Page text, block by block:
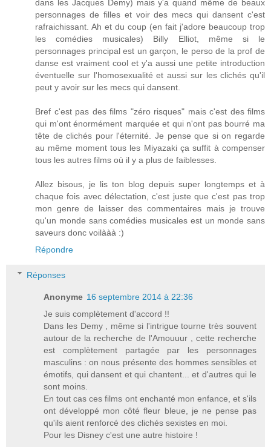
dans les Jacques Demy) mais y'a quand même de beaux
personnages de filles et voir des mecs qui dansent c'est
rafraichissant. Ah et du coup (en fait j'adore beaucoup trop
les comédies musicales) Billy Elliot, même si le
personnages principal est un garçon, le perso de la prof de
danse est vraiment cool et y'a aussi une petite introduction
éventuelle sur l'homosexualité et aussi sur les clichés qu'il
peut y avoir sur les mecs qui dansent.
Bref c'est pas des films "zéro risques" mais c'est des films
qui m'ont énormément marquée et qui n'ont pas bourré ma
tête de clichés pour l'éternité. Je pense que si on regarde
au même moment tous les Miyazaki ça suffit à compenser
tous les autres films où il y a plus de faiblesses.
Allez bisous, je lis ton blog depuis super longtemps et à
chaque fois avec délectation, c'est juste que c'est pas trop
mon genre de laisser des commentaires mais je trouve
qu'un monde sans comédies musicales est un monde sans
saveurs donc voilààà :)
Répondre
Réponses
Anonyme 16 septembre 2014 à 22:36
Je suis complètement d'accord !!
Dans les Demy , même si l'intrigue tourne très souvent
autour de la recherche de l'Amouuur , cette recherche
est complètement partagée par les personnages
masculins : on nous présente des hommes sensibles et
émotifs, qui dansent et qui chantent... et d'autres qui le
sont moins.
En tout cas ces films ont enchanté mon enfance, et s'ils
ont développé mon côté fleur bleue, je ne pense pas
qu'ils aient renforcé des clichés sexistes en moi.
Pour les Disney c'est une autre histoire !